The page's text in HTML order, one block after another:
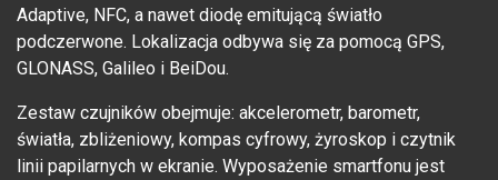
Adaptive, NFC, a nawet diodę emitującą światło
podczerwone. Lokalizacja odbywa się za pomocą GPS,
GLONASS, Galileo i BeiDou.
Zestaw czujników obejmuje: akcelerometr, barometr,
światła, zbliżeniowy, kompas cyfrowy, żyroskop i czytnik
linii papilarnych w ekranie. Wyposażenie smartfonu jest